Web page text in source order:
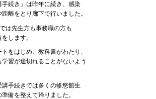
続き」は昨年に続き、感染
離をとり廊下で行いました。
は先生方も事務職の方も
します。
をはじめ、教科書がわたり、
習が途切れることがないよう
手続きでは多くの修悠館生
備を整えて帰りました。